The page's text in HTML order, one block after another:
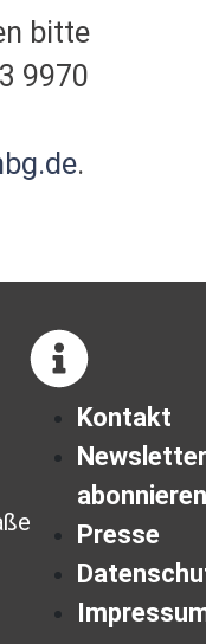
bitte
9970
.
Kontakt
Newsletter
abonnieren
Presse